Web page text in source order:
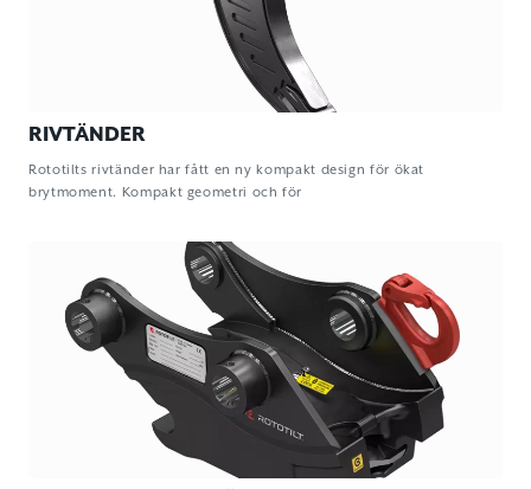
RIVTÄNDER
Rototilts rivtänder har fått en ny kompakt design för ökat
brytmoment. Kompakt geometri och för